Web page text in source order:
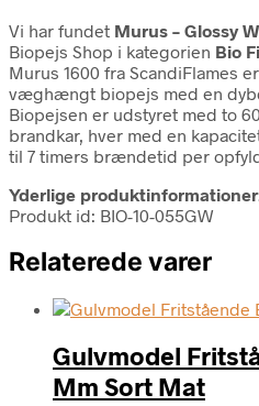
Vi har fundet Murus – Glossy
Biopejs Shop i kategorien Bio
Murus 1600 fra ScandiFlames
væghængt biopejs med en
Biopejsen er udstyret med to
brandkar, hver med en
til 7 timers brændetid per
Yderlige
Produkt id: BIO-10-055GW
Relaterede varer
Gulvmodel
Mm Sort Mat